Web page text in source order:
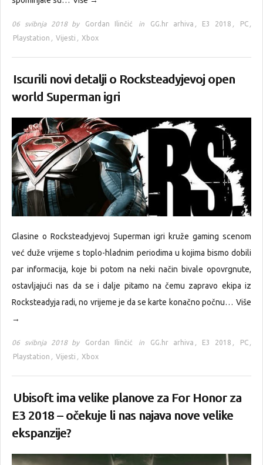
06 svibnja 2018 by Gordan Ilinčić in GG.hr arhiva , E3 2018 , PC ,
Playstation , Vijesti , Xbox
Iscurili novi detalji o Rocksteadyjevoj open
world Superman igri
Glasine o Rocksteadyjevoj Superman igri kruže gaming scenom
već duže vrijeme s toplo-hladnim periodima u kojima bismo dobili
par informacija, koje bi potom na neki način bivale opovrgnute,
ostavljajući nas da se i dalje pitamo na čemu zapravo ekipa iz
Rocksteadyja radi, no vrijeme je da se karte konačno počnu… Više
→
06 svibnja 2018 by Gordan Ilinčić in GG.hr arhiva , E3 2018 , PC ,
Playstation , Vijesti , Xbox
Ubisoft ima velike planove za For Honor za
E3 2018 – očekuje li nas najava nove velike
ekspanzije?